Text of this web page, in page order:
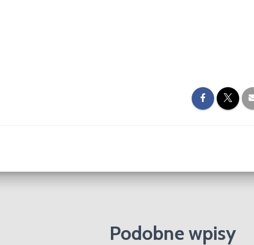
Podobne wpisy